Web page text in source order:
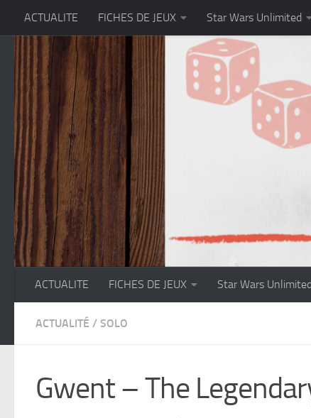
Skip to content
ACTUALITE FICHES DE JEUX Star Wars Unlimited
ACTUALITE FICHES DE JEUX Star Wars
ACTUALITÉ / SOLO
Gwent – The